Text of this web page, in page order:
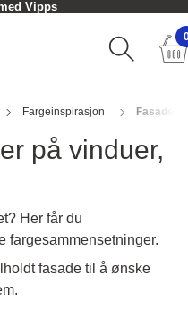
Vipps
Fargeinspirasjon
på vinduer,
Her får du
fargesammensetninger.
fasade til å ønske